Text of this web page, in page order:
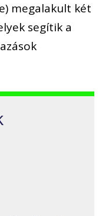
megalakult két
segítik a